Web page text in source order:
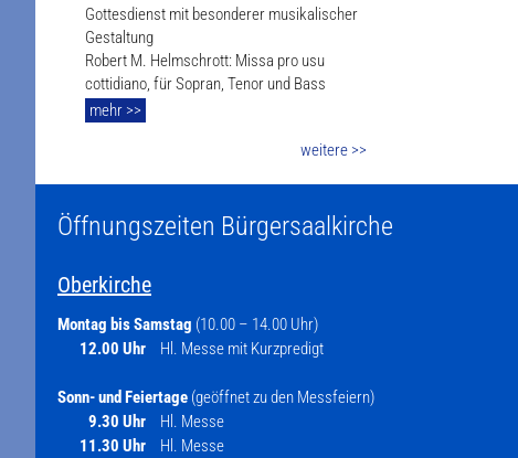
Gottesdienst mit besonderer musikalischer
Gestaltung
Robert M. Helmschrott: Missa pro usu
cottidiano, für Sopran, Tenor und Bass
mehr >>
weitere >>
Öffnungszeiten Bürgersaalkirche
Oberkirche
Montag bis Samstag (10.00 – 14.00 Uhr)
12.00 Uhr
Hl. Messe mit Kurzpredigt
Sonn- und Feiertage (geöffnet zu den Messfeiern)
9.30 Uhr
Hl. Messe
11.30 Uhr
Hl. Messe